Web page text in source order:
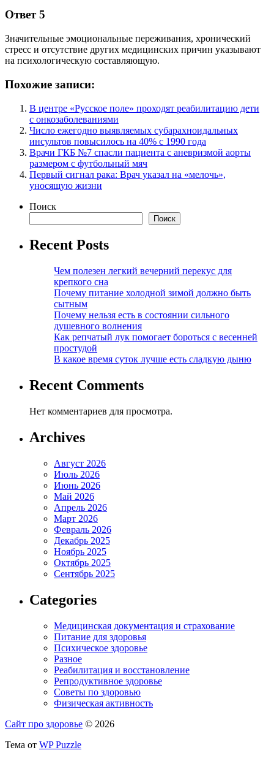
Ответ 5
Значительные эмоциональные переживания, хронический
стресс и отсутствие других медицинских причин указывают
на психологическую составляющую.
Похожие записи:
В центре «Русское поле» проходят реабилитацию дети
с онкозаболеваниями
Число ежегодно выявляемых субарахноидальных
инсультов повысилось на 40% с 1990 года
Врачи ГКБ №7 спасли пациента с аневризмой аорты
размером с футбольный мяч
Первый сигнал рака: Врач указал на «мелочь»,
уносящую жизни
Поиск
Поиск
Recent Posts
Чем полезен легкий вечерний перекус для
крепкого сна
Почему питание холодной зимой должно быть
сытным
Почему нельзя есть в состоянии сильного
душевного волнения
Как репчатый лук помогает бороться с весенней
простудой
В какое время суток лучше есть сладкую дыню
Recent Comments
Нет комментариев для просмотра.
Archives
Август 2026
Июль 2026
Июнь 2026
Май 2026
Апрель 2026
Март 2026
Февраль 2026
Декабрь 2025
Ноябрь 2025
Октябрь 2025
Сентябрь 2025
Categories
Медицинская документация и страхование
Питание для здоровья
Психическое здоровье
Разное
Реабилитация и восстановление
Репродуктивное здоровье
Советы по здоровью
Физическая активность
Сайт про здоровье © 2026
Тема от WP Puzzle